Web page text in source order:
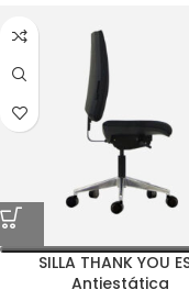
SILLA THANK YOU
Antiestática